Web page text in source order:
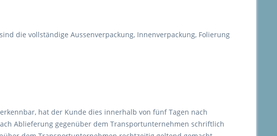
die vollständige Aussenverpackung, Innenverpackung, Folierung
hat der Kunde dies innerhalb von fünf Tagen nach
Ablieferung gegenüber dem Transportunternehmen schriftlich